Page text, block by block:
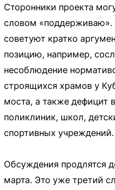
Сторонники проекта
словом «поддерживаю».
советуют кратко
позицию, например,
несоблюдение
строящихся храмов у
моста, а также дефицит
поликлиник, школ,
спортивных учреждений.
Обсуждения продлятся
марта. Это уже третий